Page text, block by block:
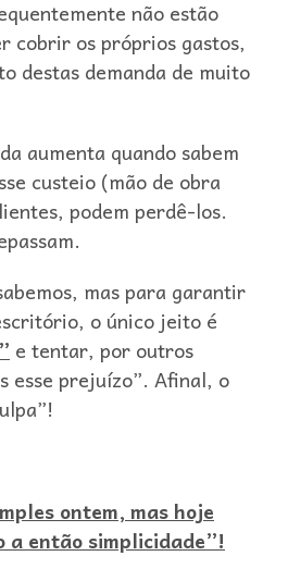
não estão
cobrir os próprios gastos,
destas demanda de muito
aumenta quando sabem
custeio (mão de obra
podem perdê-los.
mas para garantir
o único jeito é
e tentar, por outros
esse prejuízo”. Afinal, o
ontem, mas hoje
então simplicidade”!